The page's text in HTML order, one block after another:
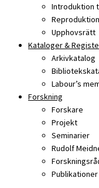
Introduktion
Upphovsrätt
Kataloger &
Arkivkatalog
Labour’s
Forskning
Forskare
Projekt
Seminarier
Rudolf
Publikationer